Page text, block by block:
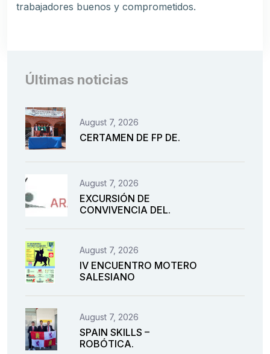
trabajadores buenos y comprometidos.
Últimas noticias
August 7, 2026
CERTAMEN DE FP DE.
August 7, 2026
EXCURSIÓN DE
CONVIVENCIA DEL.
August 7, 2026
IV ENCUENTRO MOTERO
SALESIANO
August 7, 2026
SPAIN SKILLS –
ROBÓTICA.